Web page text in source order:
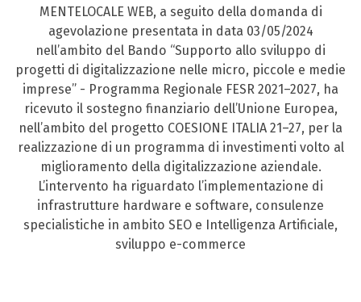
MENTELOCALE WEB, a seguito della domanda di
agevolazione presentata in data 03/05/2024
nell’ambito del Bando “Supporto allo sviluppo di
progetti di digitalizzazione nelle micro, piccole e medie
imprese” - Programma Regionale FESR 2021–2027, ha
ricevuto il sostegno finanziario dell’Unione Europea,
nell’ambito del progetto COESIONE ITALIA 21–27, per la
realizzazione di un programma di investimenti volto al
miglioramento della digitalizzazione aziendale.
L’intervento ha riguardato l’implementazione di
infrastrutture hardware e software, consulenze
specialistiche in ambito SEO e Intelligenza Artificiale,
sviluppo e-commerce